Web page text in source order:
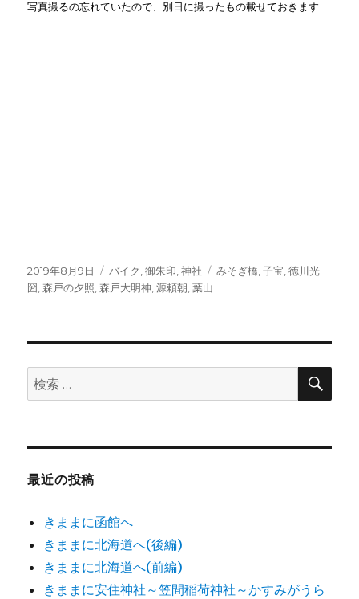
写真撮るの忘れていたので、別日に撮ったもの載せておきます
投
稿
2019年8月9日
カ
テ
バイク,御朱印,神社
タ
みそぎ橋,子宝,徳川光
圀,森戸の夕照,森戸大明神,源頼朝,葉山
検
索:
検
最近の投稿
きままに函館へ
きままに北海道へ(後編)
きままに北海道へ(前編)
きままに安住神社～笠間稲荷神社～かすみがうら